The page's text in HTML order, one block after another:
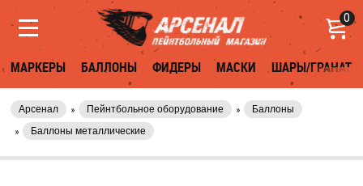
0
МАРКЕРЫ БАЛЛОНЫ ФИДЕРЫ МАСКИ ШАРЫ/ГРАНАТЫ
Арсенал Пейнтбольное оборудование
Баллоны
Баллоны металлические